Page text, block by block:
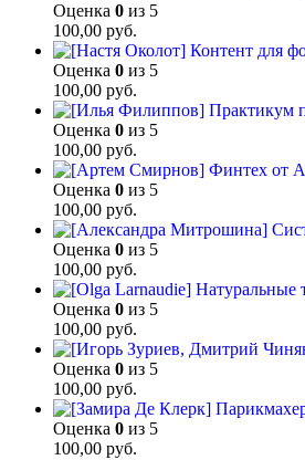
Оценка 0 из 5
100,00 руб.
Оценка 0 из 5
100,00 руб.
Оценка 0 из 5
100,00 руб.
Оценка 0 из 5
100,00 руб.
Оценка 0 из 5
100,00 руб.
Оценка 0 из 5
100,00 руб.
Оценка 0 из 5
100,00 руб.
Оценка 0 из 5
100,00 руб.